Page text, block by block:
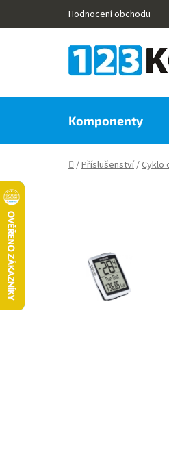
Hodnocení obchodu
Komponenty
Domů
/Příslušenství/Cyklo